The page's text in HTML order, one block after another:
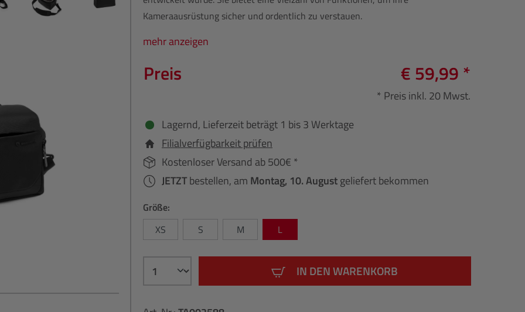
Kameraausrüstung sicher und ordentlich zu verstauen.
mehr anzeigen
Preis € 59,99 *
* Preis inkl. 20 Mwst.
Lagernd, Lieferzeit beträgt 1 bis 3 Werktage
Filialverfügbarkeit prüfen
Kostenloser Versand ab 500€ *
JETZTbestellen, am Montag, 10. Augustgeliefert bekommen
Größe:
XS
S M L
IN DEN WARENKORB